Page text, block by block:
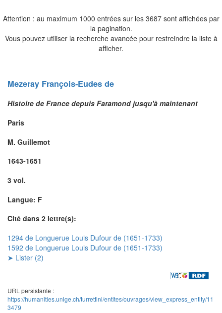
Attention : au maximum 1000 entrées sur les 3687 sont affichées par
la pagination.
Vous pouvez utiliser la recherche avancée pour restreindre la liste à
afficher.
Mezeray François-Eudes de
Histoire de France depuis Faramond jusqu'à maintenant
Paris
M. Guillemot
1643-1651
3 vol.
Langue: F
Cité dans 2 lettre(s):
1294 de Longuerue Louis Dufour de (1651-1733)
1592 de Longuerue Louis Dufour de (1651-1733)
➤ Lister (2)
URL persistante :
https://humanities.unige.ch/turrettini/entites/ouvrages/view_express_entity/11
3479